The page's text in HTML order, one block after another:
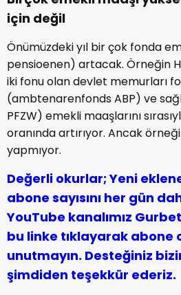
için değil
Önümüzdeki yıl bir çok fonda
pensioenen) artacak. Örneğin
iki fonu olan devlet memurları
(ambtenarenfonds ABP) ve
PFZW) emekli maaşlarını
oranında artırıyor. Ancak
yapmıyor.
Değerli okurlar; Yeni
abone sayısını her gün
YouTube kanalımız
bu linke tıklayarak abone
unutmayın. Desteğiniz
şimdiden teşekkür ederiz.